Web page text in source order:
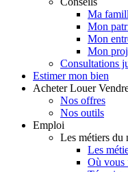
Ma
Mon
Mon
Mon
Consultations
Estimer mon bien
Acheter Louer
Nos offres
Nos outils
Emploi
Les métiers du
Les
Où vous